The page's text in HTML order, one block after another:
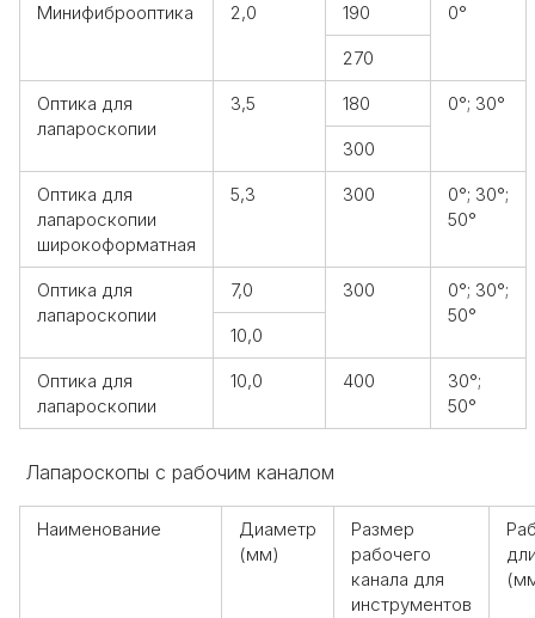
Минифиброоптика 2,0 190
0°
270
Оптика для
лапароскопии
3,5 180
0°; 30°
300
Оптика для
лапароскопии
широкоформатная
5,3 300
0°; 30°;
50°
Оптика для
лапароскопии
7,0 300
0°; 30°;
50°
10,0
Оптика для
лапароскопии
10,0 400
30°;
50°
Лапароскопы с рабочим каналом
Наименование
Диаметр
(мм)
Размер
рабочего
канала для
инструментов